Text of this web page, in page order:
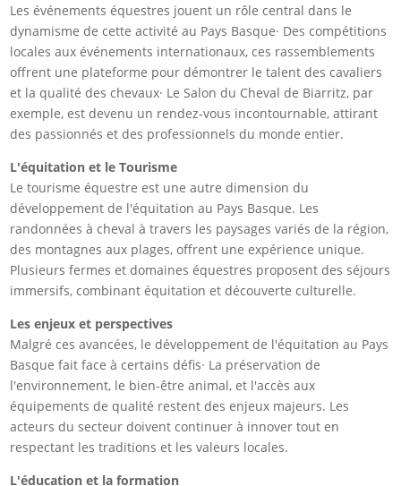
Les événements équestres jouent un rôle central dans le
dynamisme de cette activité au Pays Basque· Des compétitions
locales aux événements internationaux, ces rassemblements
offrent une plateforme pour démontrer le talent des cavaliers
et la qualité des chevaux· Le Salon du Cheval de Biarritz, par
exemple, est devenu un rendez-vous incontournable, attirant
des passionnés et des professionnels du monde entier.
L'équitation et le Tourisme
Le tourisme équestre est une autre dimension du
développement de l'équitation au Pays Basque. Les
randonnées à cheval à travers les paysages variés de la région,
des montagnes aux plages, offrent une expérience unique.
Plusieurs fermes et domaines équestres proposent des séjours
immersifs, combinant équitation et découverte culturelle.
Les enjeux et perspectives
Malgré ces avancées, le développement de l'équitation au Pays
Basque fait face à certains défis· La préservation de
l'environnement, le bien-être animal, et l'accès aux
équipements de qualité restent des enjeux majeurs. Les
acteurs du secteur doivent continuer à innover tout en
respectant les traditions et les valeurs locales.
L'éducation et la formation